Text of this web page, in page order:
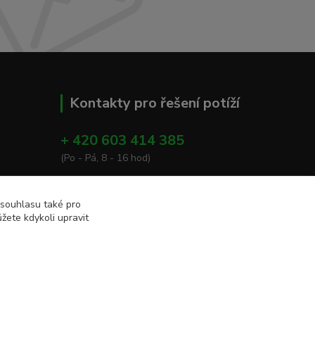
Kontakty pro řešení potíží
+ 420 603 414 385
(Po - Pá, 8 - 16 hod)
také pro
kdykoli upravit